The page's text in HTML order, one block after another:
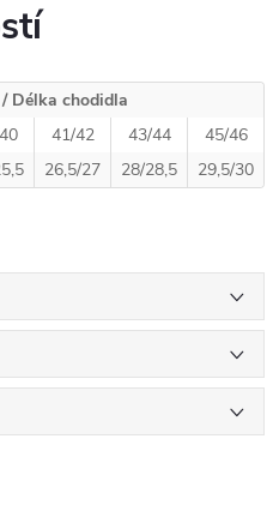
Délka chodidla
41/42 43/44
45/46
26,5/27 28/28,5 29,5/30